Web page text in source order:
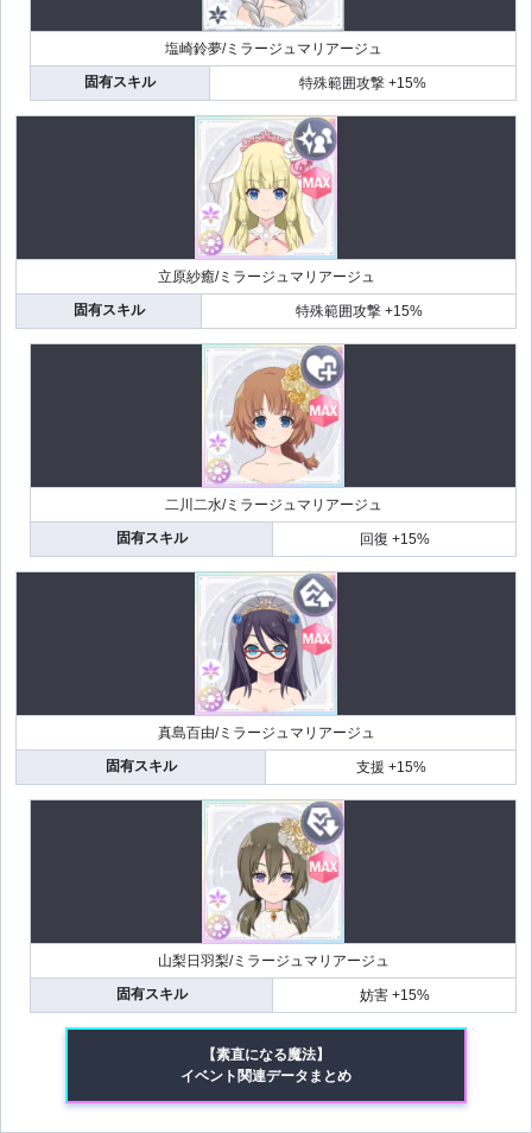
塩崎鈴夢/ミラージュマリアージュ
固有スキル
特殊範囲攻撃 +15%
立原紗癒/ミラージュマリアージュ
固有スキル
特殊範囲攻撃 +15%
二川二水/ミラージュマリアージュ
固有スキル
回復 +15%
真島百由/ミラージュマリアージュ
固有スキル
支援 +15%
山梨日羽梨/ミラージュマリアージュ
固有スキル
妨害 +15%
【素直になる魔法】
イベント関連データまとめ